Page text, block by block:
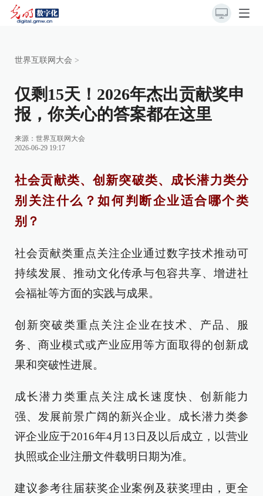
世界互联网大会 >
仅剩15天！2026年杰出贡献奖申
报，你关心的答案都在这里
来源： 世界互联网大会
2026-06-29 19:17
社会贡献类、创新突破类、成长潜力类分
别关注什么？如何判断企业适合哪个类
别？
社会贡献类重点关注企业通过数字技术推动可
持续发展、推动文化传承与包容共享、增进社
会福祉等方面的实践与成果。
创新突破类重点关注企业在技术、产品、服
务、商业模式或产业应用等方面取得的创新成
果和突破性进展。
成长潜力类重点关注成长速度快、创新能力
强、发展前景广阔的新兴企业。成长潜力类参
评企业应于2016年4月13日及以后成立，以营业
执照或企业注册文件载明日期为准。
建议参考往届获奖企业案例及获奖理由，更全